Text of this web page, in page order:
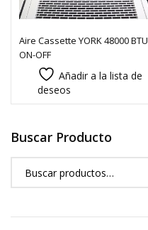
Aire Cassette YORK 48000 BTU
ON-OFF
Añadir a la lista de
deseos
Buscar Producto